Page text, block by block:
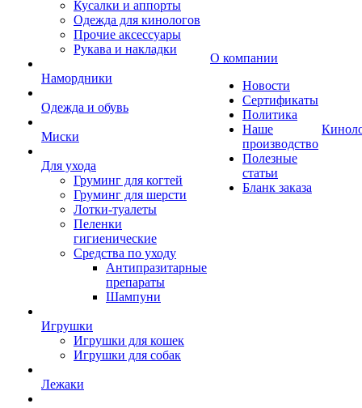
Кусалки и аппорты
Одежда для кинологов
Прочие аксессуары
Рукава и накладки
Намордники
Одежда и обувь
Миски
Для ухода
Груминг для когтей
Груминг для шерсти
Лотки-туалеты
Пеленки
гигиенические
Средства по уходу
Антипразитарные
препараты
Шампуни
Игрушки
Игрушки для кошек
Игрушки для собак
Лежаки
О компании
Новости
Сертификаты
Политика
Наше
производство
Полезные
статьи
Бланк заказа